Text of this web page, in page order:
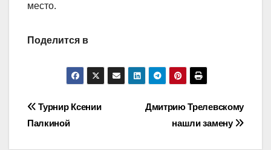
место.
Поделится в
Навигация
Дмитрию Трелевскому
нашли замену
Турнир Ксении
Палкиной